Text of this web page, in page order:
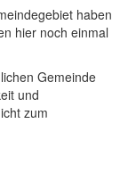
haben
hier noch einmal
Gemeinde
und
zum